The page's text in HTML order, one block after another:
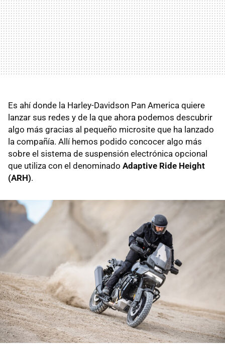
Es ahí donde la Harley-Davidson Pan America quiere
lanzar sus redes y de la que ahora podemos descubrir
algo más gracias al pequeño microsite que ha lanzado
la compañía. Allí hemos podido concocer algo más
sobre el sistema de suspensión electrónica opcional
que utiliza con el denominado Adaptive Ride Height
(ARH).